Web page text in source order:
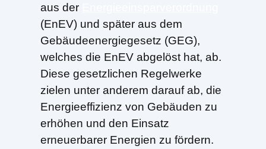
aus der
(EnEV) und später aus dem
Gebäudeenergiegesetz (GEG),
welches die EnEV abgelöst hat, ab.
Diese gesetzlichen Regelwerke
zielen unter anderem darauf ab, die
Energieeffizienz von Gebäuden zu
erhöhen und den Einsatz
erneuerbarer Energien zu fördern.